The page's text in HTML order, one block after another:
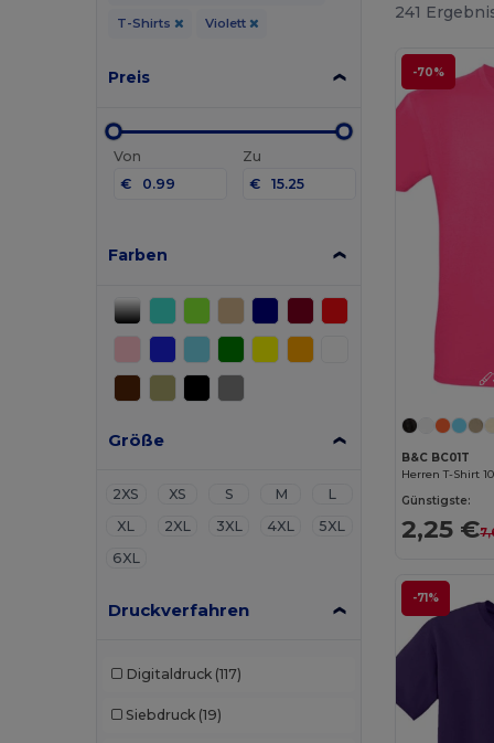
T-Shirts Violett
Preis
Von
€
Zu
€
Farben
Größe
2XS XS S M
L
XL
2XL 3XL 4XL
5XL
6XL
Druckverfahren
Digitaldruck (117)
Siebdruck (19)
241
-70%
B&C BC01T
Herren T-Shirt
Günstigste:
2,25 €
-71%